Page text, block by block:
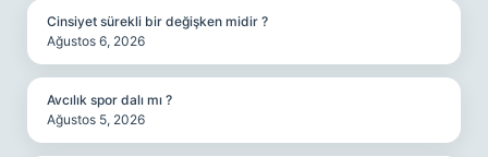
Cinsiyet sürekli bir değişken midir ?
Ağustos 6, 2026
Avcılık spor dalı mı ?
Ağustos 5, 2026